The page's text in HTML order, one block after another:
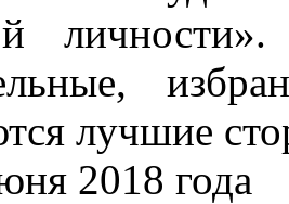
лучшие
2018 года